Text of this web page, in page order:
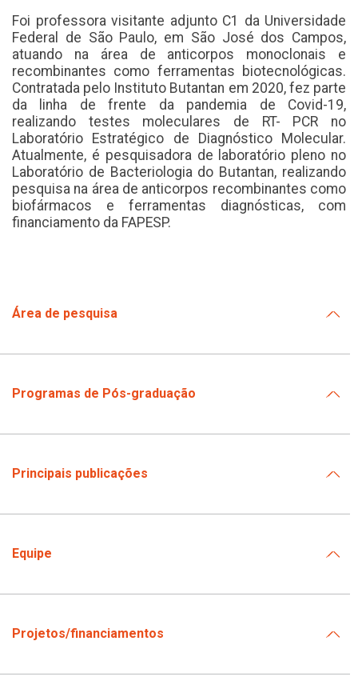
Foi professora visitante adjunto C1 da Universidade
Federal de São Paulo, em São José dos Campos,
atuando na área de anticorpos monoclonais e
recombinantes como ferramentas biotecnológicas.
Contratada pelo Instituto Butantan em 2020, fez parte
da linha de frente da pandemia de Covid-19,
realizando testes moleculares de RT- PCR no
Laboratório Estratégico de Diagnóstico Molecular.
Atualmente, é pesquisadora de laboratório pleno no
Laboratório de Bacteriologia do Butantan, realizando
pesquisa na área de anticorpos recombinantes como
biofármacos e ferramentas diagnósticas, com
financiamento da FAPESP.
Área de pesquisa
Programas de Pós-graduação
Principais publicações
Equipe
Projetos/financiamentos